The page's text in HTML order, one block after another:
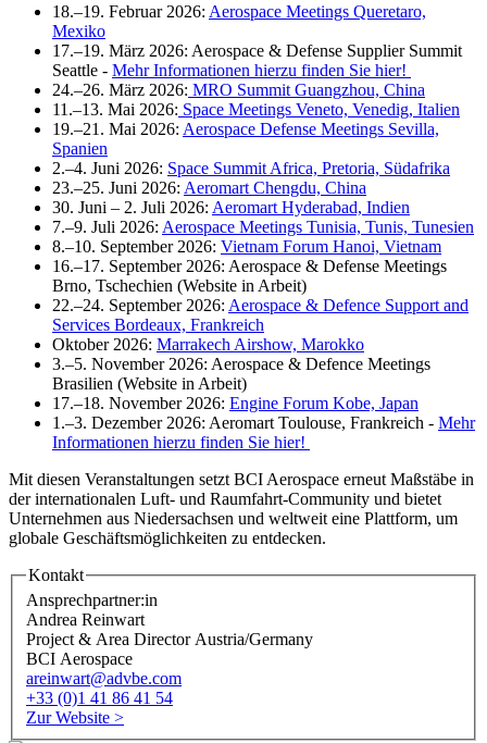
18.–19. Februar 2026: Aerospace Meetings Queretaro,
Mexiko
17.–19. März 2026: Aerospace & Defense Supplier Summit
Seattle - Mehr Informationen hierzu finden Sie hier!
24.–26. März 2026: MRO Summit Guangzhou, China
11.–13. Mai 2026: Space Meetings Veneto, Venedig, Italien
19.–21. Mai 2026: Aerospace Defense Meetings Sevilla,
Spanien
2.–4. Juni 2026: Space Summit Africa, Pretoria, Südafrika
23.–25. Juni 2026: Aeromart Chengdu, China
30. Juni – 2. Juli 2026: Aeromart Hyderabad, Indien
7.–9. Juli 2026: Aerospace Meetings Tunisia, Tunis, Tunesien
8.–10. September 2026: Vietnam Forum Hanoi, Vietnam
16.–17. September 2026: Aerospace & Defense Meetings
Brno, Tschechien (Website in Arbeit)
22.–24. September 2026: Aerospace & Defence Support and
Services Bordeaux, Frankreich
Oktober 2026: Marrakech Airshow, Marokko
3.–5. November 2026: Aerospace & Defence Meetings
Brasilien (Website in Arbeit)
17.–18. November 2026: Engine Forum Kobe, Japan
1.–3. Dezember 2026: Aeromart Toulouse, Frankreich - Mehr
Informationen hierzu finden Sie hier!
Mit diesen Veranstaltungen setzt BCI Aerospace erneut Maßstäbe in
der internationalen Luft- und Raumfahrt-Community und bietet
Unternehmen aus Niedersachsen und weltweit eine Plattform, um
globale Geschäftsmöglichkeiten zu entdecken.
Kontakt
Ansprechpartner:in
Andrea Reinwart
Project & Area Director Austria/Germany
BCI Aerospace
areinwart@advbe.com
+33 (0)1 41 86 41 54
Zur Website >